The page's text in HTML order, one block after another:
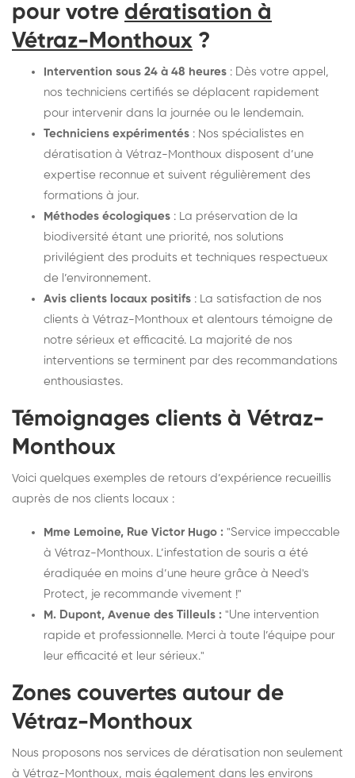
pour votre dératisation à
Vétraz-Monthoux ?
Intervention sous 24 à 48 heures : Dès votre appel,
nos techniciens certifiés se déplacent rapidement
pour intervenir dans la journée ou le lendemain.
Techniciens expérimentés : Nos spécialistes en
dératisation à Vétraz-Monthoux disposent d’une
expertise reconnue et suivent régulièrement des
formations à jour.
Méthodes écologiques : La préservation de la
biodiversité étant une priorité, nos solutions
privilégient des produits et techniques respectueux
de l’environnement.
Avis clients locaux positifs : La satisfaction de nos
clients à Vétraz-Monthoux et alentours témoigne de
notre sérieux et efficacité. La majorité de nos
interventions se terminent par des recommandations
enthousiastes.
Témoignages clients à Vétraz-
Monthoux
Voici quelques exemples de retours d’expérience recueillis
auprès de nos clients locaux :
Mme Lemoine, Rue Victor Hugo : "Service impeccable
à Vétraz-Monthoux. L’infestation de souris a été
éradiquée en moins d’une heure grâce à Need's
Protect, je recommande vivement !"
M. Dupont, Avenue des Tilleuls : "Une intervention
rapide et professionnelle. Merci à toute l’équipe pour
leur efficacité et leur sérieux."
Zones couvertes autour de
Vétraz-Monthoux
Nous proposons nos services de dératisation non seulement
à Vétraz-Monthoux, mais également dans les environs